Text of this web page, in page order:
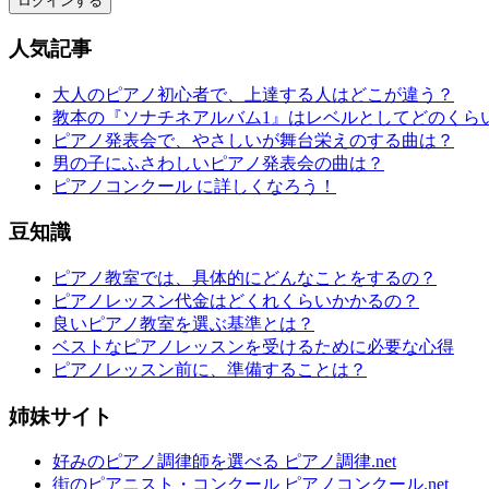
人気記事
大人のピアノ初心者で、上達する人はどこが違う？
教本の『ソナチネアルバム1』はレベルとしてどのくら
ピアノ発表会で、やさしいが舞台栄えのする曲は？
男の子にふさわしいピアノ発表会の曲は？
ピアノコンクール に詳しくなろう！
豆知識
ピアノ教室では、具体的にどんなことをするの？
ピアノレッスン代金はどくれくらいかかるの？
良いピアノ教室を選ぶ基準とは？
ベストなピアノレッスンを受けるために必要な心得
ピアノレッスン前に、準備することは？
姉妹サイト
好みのピアノ調律師を選べる ピアノ調律.net
街のピアニスト・コンクール ピアノコンクール.net